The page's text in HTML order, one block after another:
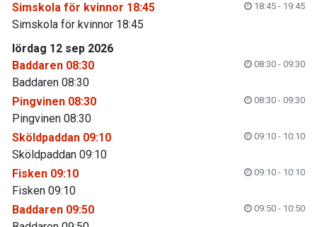
Simskola för kvinnor 18:45
18:45 - 19:45
Simskola för kvinnor 18:45
lördag 12 sep 2026
Baddaren 08:30
08:30 - 09:30
Baddaren 08:30
Pingvinen 08:30
08:30 - 09:30
Pingvinen 08:30
Sköldpaddan 09:10
09:10 - 10:10
Sköldpaddan 09:10
Fisken 09:10
09:10 - 10:10
Fisken 09:10
Baddaren 09:50
09:50 - 10:50